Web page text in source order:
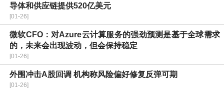
导体和供应链提供520亿美元
[01-26]
微软CFO：对Azure云计算服务的强劲预测是基于全球需求
的，未来会出现波动，但会保持稳定
[01-26]
外围冲击A股回调 机构称风险偏好修复反弹可期
[01-26]